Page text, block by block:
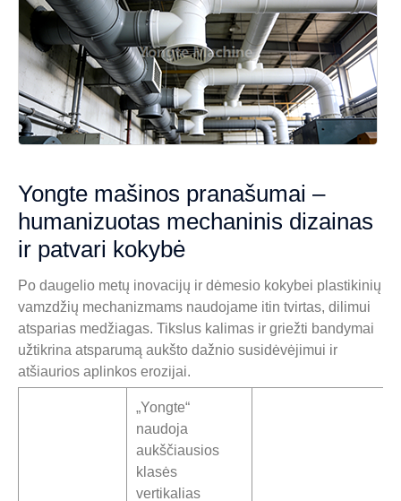
Yongte mašinos pranašumai –
humanizuotas mechaninis dizainas
ir patvari kokybė
Po daugelio metų inovacijų ir dėmesio kokybei plastikinių
vamzdžių mechanizmams naudojame itin tvirtas, dilimui
atsparias medžiagas. Tikslus kalimas ir griežti bandymai
užtikrina atsparumą aukšto dažnio susidėvėjimui ir
atšiaurios aplinkos erozijai.
„Yongte“
naudoja
aukščiausios
klasės
vertikalias